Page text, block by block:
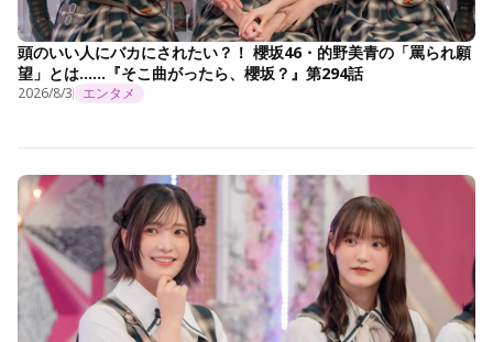
頭のいい人にバカにされたい？！ 櫻坂46・的野美青の「罵られ願
望」とは……『そこ曲がったら、櫻坂？』第294話
2026/8/3 エンタメ